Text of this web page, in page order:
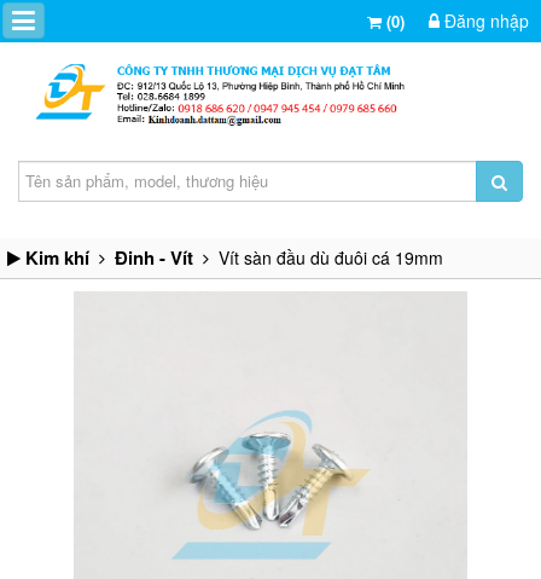
(0) Đăng nhập
Kim khí Đinh - Vít Vít sàn đầu dù đuôi cá 19mm